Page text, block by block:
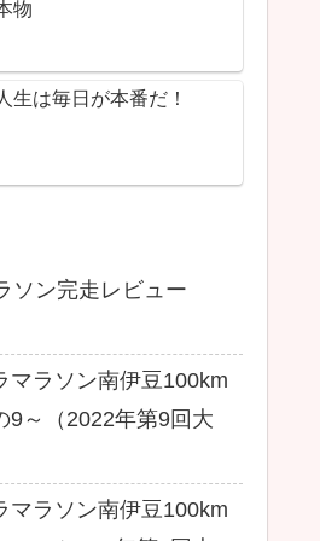
物
人生は毎日が本番だ！
ソン完走レビュー
マラソン南伊豆100km
9～（2022年第9回大
マラソン南伊豆100km